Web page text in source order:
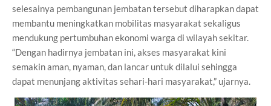
selesainya pembangunan jembatan tersebut diharapkan dapat
membantu meningkatkan mobilitas masyarakat sekaligus
mendukung pertumbuhan ekonomi warga di wilayah sekitar.
“Dengan hadirnya jembatan ini, akses masyarakat kini
semakin aman, nyaman, dan lancar untuk dilalui sehingga
dapat menunjang aktivitas sehari-hari masyarakat,” ujarnya.